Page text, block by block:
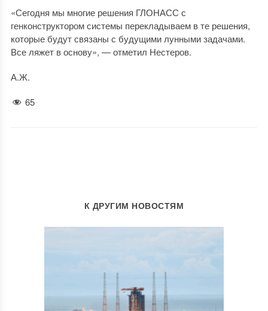
«Сегодня мы многие решения ГЛОНАСС с
генконструктором системы перекладываем в те решения,
которые будут связаны с будущими лунными задачами.
Все ляжет в основу», — отметил Нестеров.
А.Ж.
65
К ДРУГИМ НОВОСТЯМ